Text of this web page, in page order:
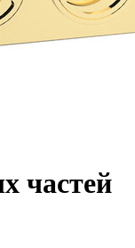
частей